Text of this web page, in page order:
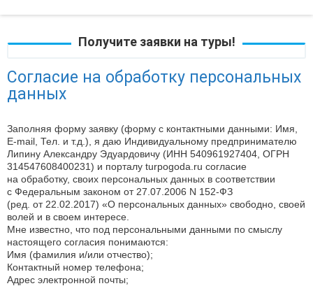
Получите заявки на туры!
Согласие на обработку персональных
данных
Заполняя форму заявку (форму с контактными данными: Имя,
E-mail, Тел. и т.д.), я даю Индивидуальному предпринимателю
Липину Александру Эдуардовичу (ИНН 540961927404, ОГРН
314547608400231) и порталу turpogoda.ru согласие
на обработку, своих персональных данных в соответствии
с Федеральным законом от 27.07.2006 N 152-ФЗ
(ред. от 22.02.2017) «О персональных данных» свободно, своей
волей и в своем интересе.
Мне известно, что под персональными данными по смыслу
настоящего согласия понимаются:
Имя (фамилия и/или отчество);
Контактный номер телефона;
Адрес электронной почты;